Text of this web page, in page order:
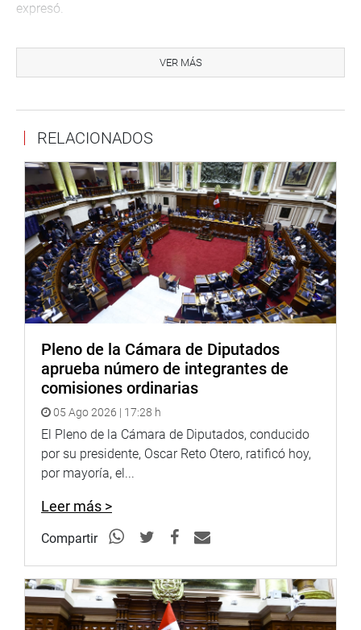
expresó.
en cumplimiento del deber del Estado de reconocer a
quienes mediante su destacada labor profesional han
hacia la persona de señor Antonio Zañartu Arana,
expresiones artísticas que forman parte de nuestro país»,
sostuvo.
OFICINA DE COMUNICACIONES
VER MÁS
RELACIONADOS
Pleno de la Cámara de Diputados
aprueba número de integrantes de
comisiones ordinarias
05 Ago 2026 | 17:28 h
El Pleno de la Cámara de Diputados, conducido
por su presidente, Oscar Reto Otero, ratificó hoy,
por mayoría, el...
Leer más >
Compartir